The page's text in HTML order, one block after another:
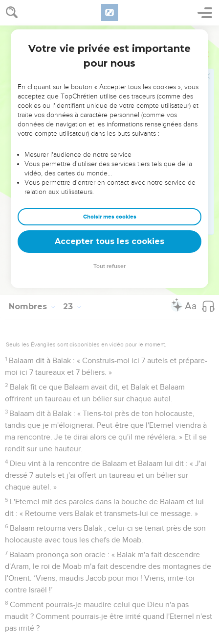
Nombres 22
L'ange de l'Eternel dit à Balaam : « Accompagne ces
hommes, mais tu te contenteras de répéter les paroles que
je te dirai. » Et Balaam accompagna les chefs de Balak.
Rencontre de Balaam et Balac
Balak apprit que Balaam arrivait et il sortit à sa rencontre
jusqu'à la ville de Moab qui se trouve sur la limite de l'Arnon,
à l'extrême frontière.
Balak dit à Balaam : « N'ai-je pas envoyé des messagers
chez toi pour t'appeler ? Pourquoi n'es-tu pas venu vers
moi ? Ne puis-je donc pas te traiter avec honneur ? »
Maintenant, me sera-t-il permis de parler librement ? Je dirai
les paroles que Dieu mettra dans ma bouche. »
Balaam accompagna Balak et ils arrivèrent à Kirjath-
Hutsoth.
Balak sacrifia des bœufs et des brebis, et il en fit remettre
à Balaam et aux chefs qui l’accompagnaient.
Balaam bénit le peuple d'Israël
Le lendemain matin, Balak prit Balaam et le fit monter à
Nombres 23
Seuls les Évangiles sont disponibles en vidéo pour le moment.
1 Balaam dit à Balak : « Construis-moi ici 7 autels et prépare-
moi ici 7 taureaux et 7 béliers. »
2 Balak fit ce que Balaam avait dit, et Balak et Balaam
offrirent un taureau et un bélier sur chaque autel.
3 Balaam dit à Balak : « Tiens-toi près de ton holocauste,
tandis que je m'éloignerai. Peut-être que l'Eternel viendra à
ma rencontre. Je te dirai alors ce qu'il me révélera. » Et il se
rendit sur une hauteur.
4 Dieu vint à la rencontre de Balaam et Balaam lui dit : « J'ai
dressé 7 autels et j'ai offert un taureau et un bélier sur
chaque autel. »
5 L'Eternel mit des paroles dans la bouche de Balaam et lui
dit : « Retourne vers Balak et transmets-lui ce message. »
6 Balaam retourna vers Balak ; celui-ci se tenait près de son
holocauste avec tous les chefs de Moab.
7 Balaam prononça son oracle : « Balak m'a fait descendre
d'Aram, le roi de Moab m'a fait descendre des montagnes de
l'Orient. ‘Viens, maudis Jacob pour moi ! Viens, irrite-toi
contre Israël !’
8 Comment pourrais-je maudire celui que Dieu n'a pas
maudit ? Comment pourrais-je être irrité quand l'Eternel n'est
pas irrité ?
Votre vie privée est importante
pour nous
En cliquant sur le bouton « Accepter tous les cookies », vous
acceptez que TopChrétien utilise des traceurs (comme des
cookies ou l'identifiant unique de votre compte utilisateur) et
traite vos données à caractère personnel (comme vos
données de navigation et les informations renseignées dans
votre compte utilisateur) dans les buts suivants :
Mesurer l'audience de notre service
Vous permettre d'utiliser des services tiers tels que de la
vidéo, des cartes du monde…
Vous permettre d'entrer en contact avec notre service de
relation aux utilisateurs.
Choisir mes cookies
Accepter tous les cookies
Tout refuser